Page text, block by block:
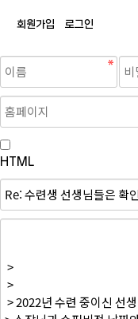
회원가입 로그인
HTML